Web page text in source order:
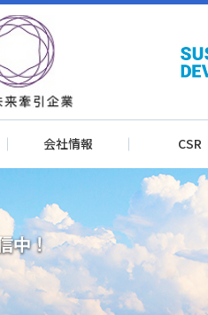
会社情報 CSR